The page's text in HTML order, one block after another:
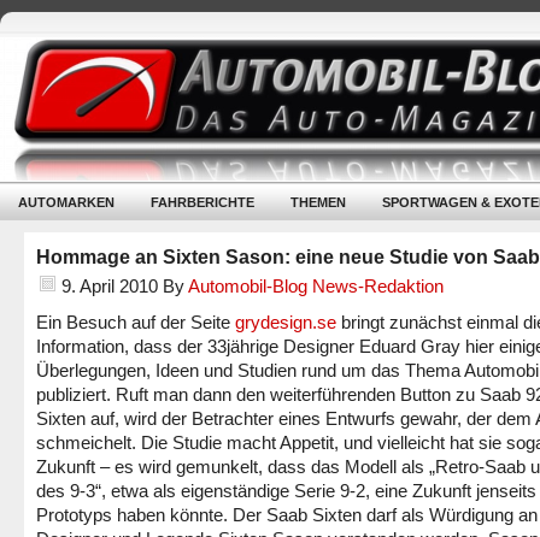
AUTOMARKEN FAHRBERICHTE THEMEN SPORTWAGEN &
Hommage an Sixten Sason: eine neue Studie von Saab
9. April 2010 ByAutomobil-Blog News-Redaktion
Ein Besuch auf der Seite grydesign.se bringt zunächst einmal
Information, dass der 33jährige Designer Eduard Gray hier
Überlegungen, Ideen und Studien rund um das Thema
publiziert. Ruft man dann den weiterführenden Button zu Saab
Sixten auf, wird der Betrachter eines Entwurfs gewahr, der dem
schmeichelt. Die Studie macht Appetit, und vielleicht hat sie
Zukunft – es wird gemunkelt, dass das Modell als „Retro-Saab
des 9-3“, etwa als eigenständige Serie 9-2, eine Zukunft
Prototyps haben könnte. Der Saab Sixten darf als Würdigung an